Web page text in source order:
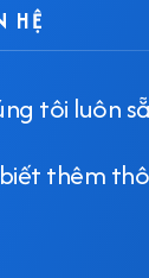
HỆ
tôi luôn
thêm